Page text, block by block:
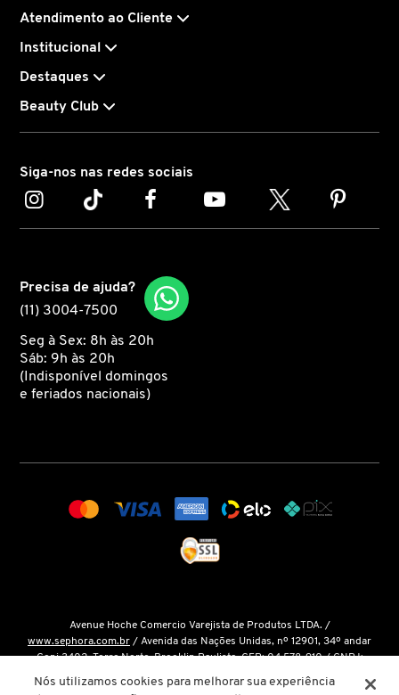
MARINA SMITH
MATRIX PROFESSIONAL
MICHAEL KORS
MISE EN SCÈNE
MIU MIU
MONCLER
MONTBLANC
MOSCHINO
N.P.P.E.
Atendimento ao Cliente
Institucional
Destaques
Beauty Club
Siga-nos nas redes sociais
Precisa de ajuda?
(11) 3004-7500
Seg à Sex: 8h às 20h
Sáb: 9h às 20h
(Indisponível domingos
e feriados nacionais)
Avenue Hoche Comercio Varejista de Produtos LTDA. /
www.sephora.com.br / Avenida das Nações Unidas, nº 12901, 34º andar
Conj 3402, Torre Norte, Brooklin Paulista, CEP: 04.578-910 / CNPJ:
Nós utilizamos cookies para melhorar sua experiência